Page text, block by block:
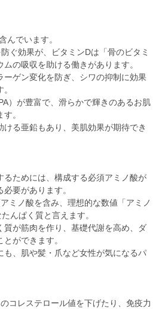
んでいます。
ぐ効果が、ビタミンDは「骨のビタミ
の吸収を助ける働きがあります。
ーゲン変化を防ぎ、シワの抑制に効果
）が豊富で、滑らかで輝きのあるお肌
。
ける亜鉛もあり、美肌効果が期待でき
るためには、構成する必須アミノ酸が
要があります。
ミノ酸を含み、理想的な数値「アミノ
んぱく質と言えます。
質が筋肉を作り、基礎代謝を高め、ダ
ができます。
も、肌や髪・爪など女性が気になるパ
コレステロール値を下げたり、免疫力